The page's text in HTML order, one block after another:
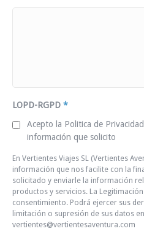
LOPD-RGPD *
Acepto la Politica de
información que solicito
En Vertientes Viajes SL (Vertientes
información que nos facilite con la
solicitado y enviarle la información
productos y servicios. La
consentimiento. Podrá ejercer sus
limitación o supresión de sus datos en
vertientes@vertientesaventura.com